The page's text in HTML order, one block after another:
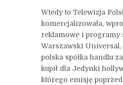
Wtedy to Telewizja
komercjalizowała,
reklamowe i programy
Warszawski Universal,
polska spółka handlu
kupił dla Jedynki
którego emisję